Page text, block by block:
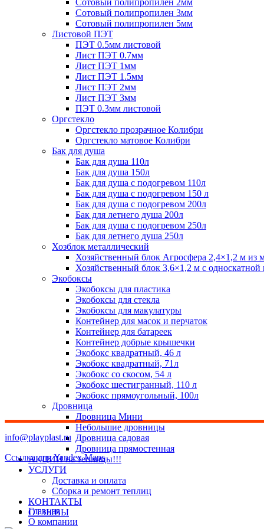
Сотовый полипропилен 2мм
Сотовый полипропилен 3мм
Сотовый полипропилен 5мм
Листовой ПЭТ
ПЭТ 0.5мм листовой
Лист ПЭТ 0.7мм
Лист ПЭТ 1мм
Лист ПЭТ 1.5мм
Лист ПЭТ 2мм
Лист ПЭТ 3мм
ПЭТ 0.3мм листовой
Оргстекло
Оргстекло прозрачное Колибри
Оргстекло матовое Колибри
Бак для душа
Бак для душа 110л
Бак для душа 150л
Бак для душа с подогревом 110л
Бак для душа с подогревом 150 л
Бак для душа с подогревом 200л
Бак для летнего душа 200л
Бак для душа с подогревом 250л
Бак для летнего душа 250л
Хозблок металлический
Хозяйственный блок Агросфера 2,4×1,2 м из
Хозяйственный блок 3,6×1,2 м с
Экобоксы
Экобоксы для пластика
Экобоксы для стекла
Экобоксы для макулатуры
Контейнер для масок и перчаток
Контейнер для батареек
Контейнер добрые крышечки
Экобокс квадратный, 46 л
Экобокс квадратный, 71л
Экобокс со скосом, 54 л
Экобокс шестигранный, 110 л
Экобокс прямоугольный, 100л
Дровница
Дровница Мини
Небольшие дровницы
Дровница садовая
Дровница прямостенная
АКЦИИ на теплицы!!!
УСЛУГИ
Доставка и оплата
Сборка и ремонт теплиц
КОНТАКТЫ
ОТЗЫВЫ
info@playplast.ru
Ссылка для Yandex Maps
Главная
О компании